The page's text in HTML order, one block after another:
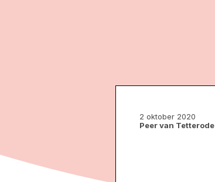
2 oktober 2020
Peer van Tetterode